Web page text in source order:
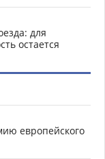
для
остается
европейского